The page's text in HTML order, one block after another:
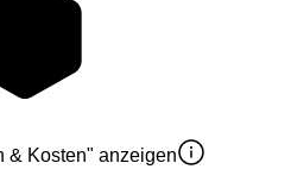
& Kosten" anzeigen